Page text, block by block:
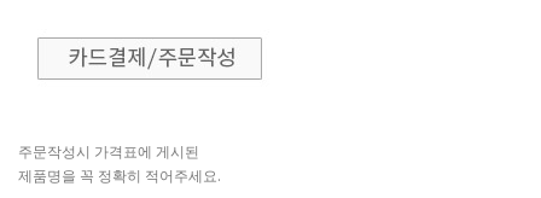
주문작성시 가격표에 게시된
제품명을 꼭 정확히 적어주세요.